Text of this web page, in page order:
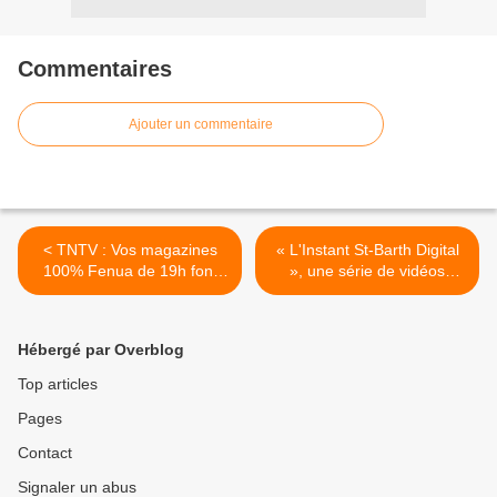
Commentaires
Ajouter un commentaire
< TNTV : Vos magazines
100% Fenua de 19h font
une pause jusqu'en
« L'Instant St-Barth Digital
», une série de vidéos
traitant du déploiement de
Hébergé par Overblog
Top articles
Pages
Contact
Signaler un abus